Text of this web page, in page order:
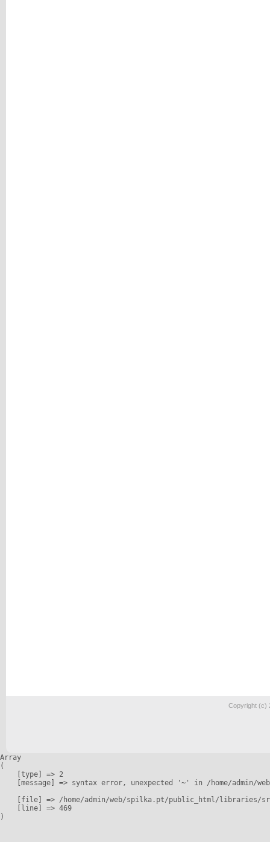
Copyright (c)
Array
(
    [type] => 2
[message] => syntax error, unexpected '~' in /home/admin/
[file] => /home/admin/web/spilka.pt/public_html/libraries/
    [line] => 469